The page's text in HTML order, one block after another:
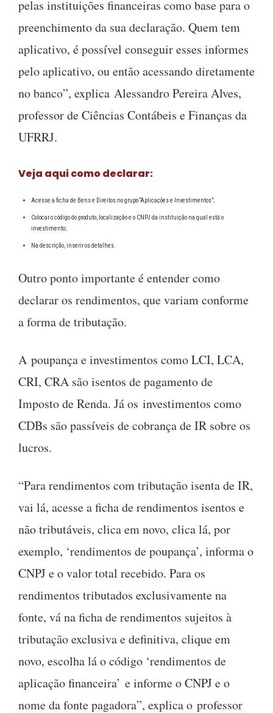
pelas instituições financeiras como base para o
preenchimento da sua declaração. Quem tem
aplicativo, é possível conseguir esses informes
pelo aplicativo, ou então acessando diretamente
no banco”, explica Alessandro Pereira Alves,
professor de Ciências Contábeis e Finanças da
UFRRJ.
Veja aqui como declarar:
Acesse a ficha de Bens e Direitos no grupo “Aplicações e Investimentos”;
Colocar o código do produto, localização e o CNPJ da instituição na qual está o
investimento;
Na descrição, inserir os detalhes.
Outro ponto importante é entender como
declarar os rendimentos, que variam conforme
a forma de tributação.
A poupança e investimentos como LCI, LCA,
CRI, CRA são isentos de pagamento de
Imposto de Renda. Já os investimentos como
CDBs são passíveis de cobrança de IR sobre os
lucros.
“Para rendimentos com tributação isenta de IR,
vai lá, acesse a ficha de rendimentos isentos e
não tributáveis, clica em novo, clica lá, por
exemplo, ‘rendimentos de poupança’, informa o
CNPJ e o valor total recebido. Para os
rendimentos tributados exclusivamente na
fonte, vá na ficha de rendimentos sujeitos à
tributação exclusiva e definitiva, clique em
novo, escolha lá o código ‘rendimentos de
aplicação financeira’ e informe o CNPJ e o
nome da fonte pagadora”, explica o professor